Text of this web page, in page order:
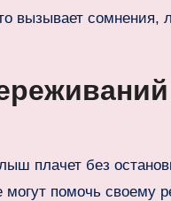
вызывает сомнения,
плачет без
могут помочь своему